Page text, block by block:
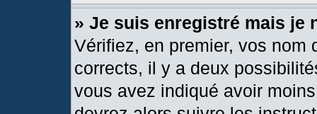
» Je suis enregistré mais je
Vérifiez, en premier, vos nom
corrects, il y a deux
vous avez indiqué avoir